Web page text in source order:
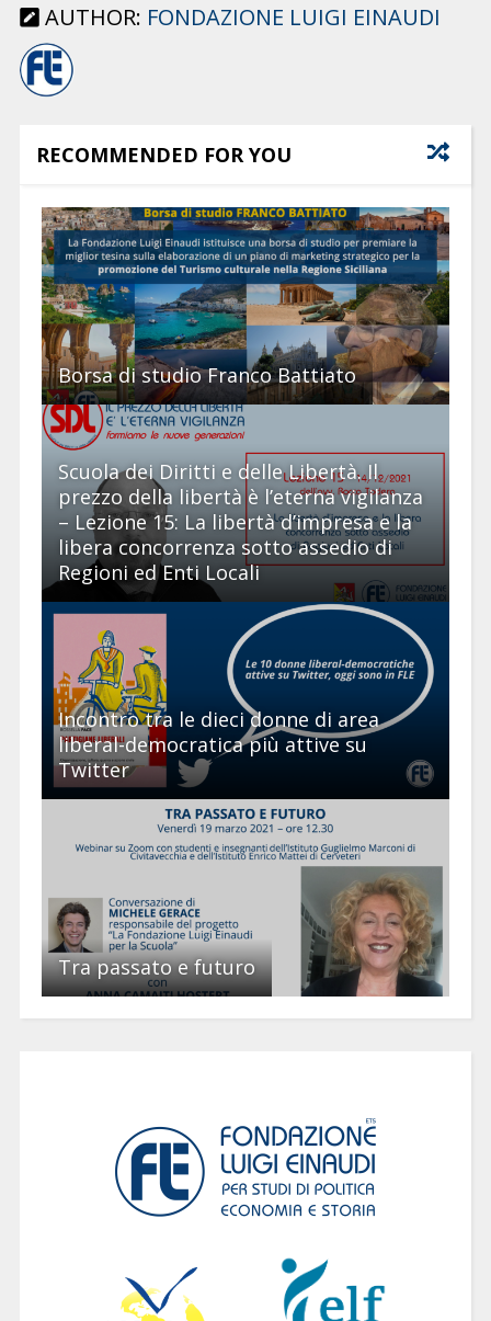
AUTHOR: FONDAZIONE LUIGI EINAUDI
RECOMMENDED FOR YOU
Borsa di studio Franco Battiato
Scuola dei Diritti e delle Libertà. Il
prezzo della libertà è l’eterna vigilanza
– Lezione 15: La libertà d’impresa e la
libera concorrenza sotto assedio di
Regioni ed Enti Locali
Incontro tra le dieci donne di area
liberal-democratica più attive su
Twitter
Tra passato e futuro